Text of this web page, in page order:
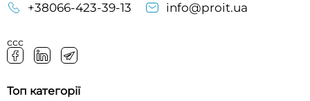
+38066-423-39-13
info@proit.ua
ссс
Топ категорії